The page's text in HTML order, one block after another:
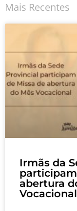
Mais Recentes
Irmãs da
abertura
Vocacional